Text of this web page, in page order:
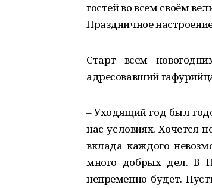
гостей во всем своём
Праздничное
Старт всем
адресовавший
– Уходящий год был
нас условиях. Хочется
вклада каждого
много добрых дел. В
непременно будет.